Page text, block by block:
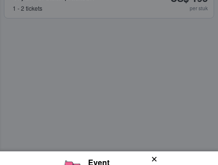
1 - 2 tickets per stuk
Event